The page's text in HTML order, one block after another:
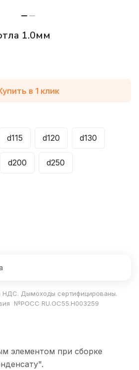
1.0мм
в 1 клик
d115 d120 d130
d200 d250
НДС. Дымоходы сертифицированы.
№РОСС RU.ОС55.Н003259
элементом при сборке